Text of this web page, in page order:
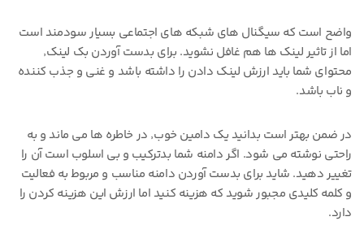
واضح است که سیگنال های شبکه های اجتماعی بسیار سودمند است
اما از تاثیر لینک ها هم غافل نشوید. برای بدست آوردن بک لینک٬
محتوای شما باید ارزش لینک دادن را داشته باشد و غنی و جذب کننده
و ناب باشد.
در ضمن بهتر است بدانید یک دامین خوب٬ در خاطره ها می ماند و به
راحتی نوشته می شود. اگر دامنه شما بدترکیب و بی اسلوب است آن را
تغییر دهید. شاید برای بدست آوردن دامنه مناسب و مربوط به فعالیت
و کلمه کلیدی مجبور شوید که هزینه کنید اما ارزش این هزینه کردن را
دارد.